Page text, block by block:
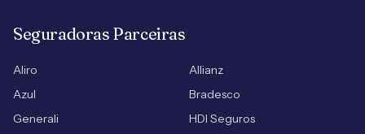
Seguradoras Parceiras
Aliro
Allianz
Azul
Bradesco
Generali
HDI Seguros